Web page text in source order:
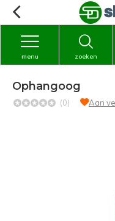
zoeken
menu
Ophangoog
(0) Aan